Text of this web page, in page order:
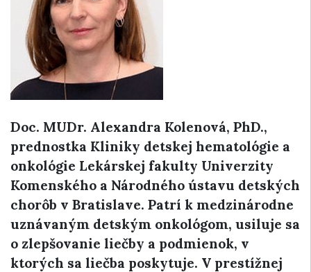
Doc. MUDr. Alexandra Kolenová, PhD.,
prednostka Kliniky detskej hematológie a
onkológie Lekárskej fakulty Univerzity
Komenského a Národného ústavu detských
chorôb v Bratislave. Patrí k medzinárodne
uznávaným detským onkológom, usiluje sa
o zlepšovanie liečby a podmienok, v
ktorých sa liečba poskytuje. V prestížnej